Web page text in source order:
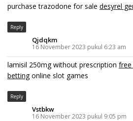
purchase trazodone for sale desyrel
Reply
Qjdqkm
16 November 2023 pukul 6:23 am
lamisil 250mg without prescription
bettingonline slot games
Reply
Vstbkw
16 November 2023 pukul 9:05 pm